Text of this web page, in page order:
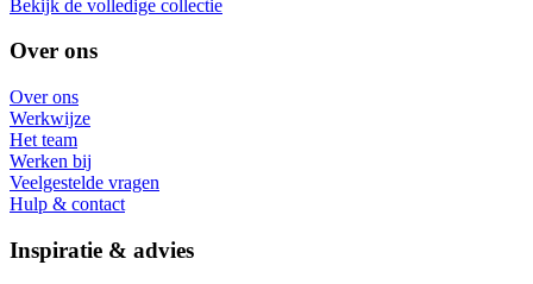
Bekijk de volledige collectie
Over ons
Over ons
Werkwijze
Het team
Werken bij
Veelgestelde vragen
Hulp & contact
Inspiratie & advies